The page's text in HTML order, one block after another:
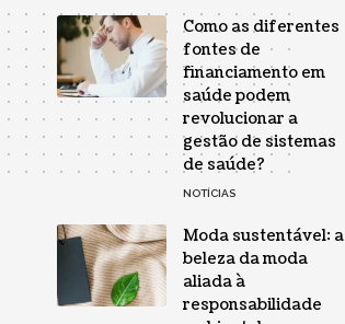
Como as diferentes
fontes de
financiamento em
saúde podem
revolucionar a
gestão de sistemas
de saúde?
NOTÍCIAS
Moda sustentável: a
beleza da moda
aliada à
responsabilidade